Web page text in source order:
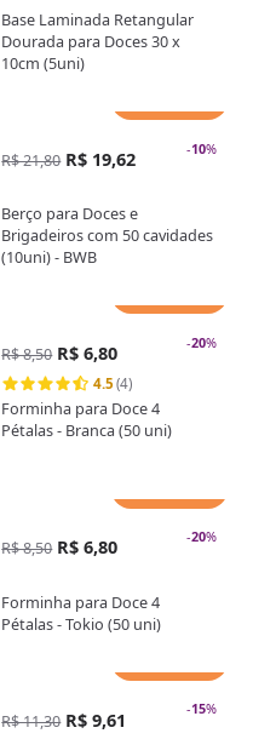
Base Laminada Retangular
Dourada para Doces 30 x
10cm (5uni)
-10%
R$ 21,80 R$ 19,62
Berço para Doces e
Brigadeiros com 50 cavidades
(10uni) - BWB
-20%
R$ 8,50 R$ 6,80
4.5 (4)
Forminha para Doce 4
Pétalas - Branca (50 uni)
-20%
R$ 8,50 R$ 6,80
Forminha para Doce 4
Pétalas - Tokio (50 uni)
-15%
R$ 11,30 R$ 9,61